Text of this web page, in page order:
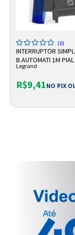
(0)
INTERRUPTOR
B.AUTOMATI 1M
611010BC LEGRAND
Legrand
R$9,41NO PIX